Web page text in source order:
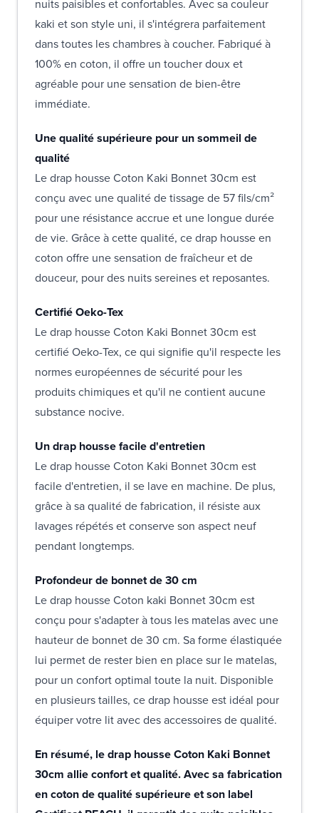
nuits paisibles et confortables. Avec sa couleur
kaki et son style uni, il s'intégrera parfaitement
dans toutes les chambres à coucher. Fabriqué à
100% en coton, il offre un toucher doux et
agréable pour une sensation de bien-être
immédiate.
Une qualité supérieure pour un sommeil de
qualité
Le drap housse Coton Kaki Bonnet 30cm est
conçu avec une qualité de tissage de 57 fils/cm²
pour une résistance accrue et une longue durée
de vie. Grâce à cette qualité, ce drap housse en
coton offre une sensation de fraîcheur et de
douceur, pour des nuits sereines et reposantes.
Certifié Oeko-Tex
Le drap housse Coton Kaki Bonnet 30cm est
certifié Oeko-Tex, ce qui signifie qu'il respecte les
normes européennes de sécurité pour les
produits chimiques et qu'il ne contient aucune
substance nocive.
Un drap housse facile d'entretien
Le drap housse Coton Kaki Bonnet 30cm est
facile d'entretien, il se lave en machine. De plus,
grâce à sa qualité de fabrication, il résiste aux
lavages répétés et conserve son aspect neuf
pendant longtemps.
Profondeur de bonnet de 30 cm
Le drap housse Coton kaki Bonnet 30cm est
conçu pour s'adapter à tous les matelas avec une
hauteur de bonnet de 30 cm. Sa forme élastiquée
lui permet de rester bien en place sur le matelas,
pour un confort optimal toute la nuit. Disponible
en plusieurs tailles, ce drap housse est idéal pour
équiper votre lit avec des accessoires de qualité.
En résumé, le drap housse Coton Kaki Bonnet
30cm allie confort et qualité. Avec sa fabrication
en coton de qualité supérieure et son label